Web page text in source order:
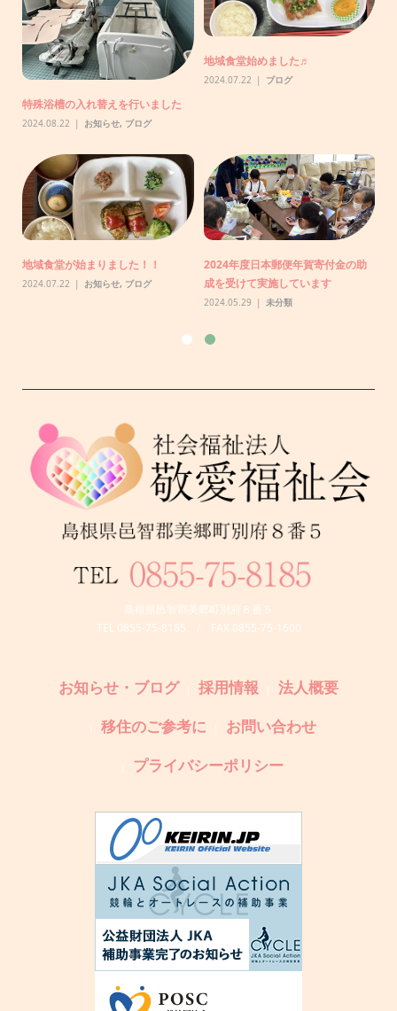
特殊浴槽の入れ替えを行いました
2024.08.22 お知らせ, ブログ
地域食堂始めました♬
2024.07.22 ブログ
地域食堂が始まりました！！
2024.07.22 お知らせ, ブログ
2024年度日本郵便年賀寄付金の助
成を受けて実施しています
2024.05.29 未分類
島根県邑智郡美郷町別府８番５
TEL 0855-75-8185 / FAX 0855-75-1600
お知らせ・ブログ 採用情報
法人概要
移住のご参考に
お問い合わせ
プライバシーポリシー